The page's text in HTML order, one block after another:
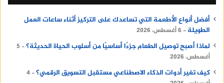
أثناء وضعه في الجيب أو على المكتب.
مزامنة البيانات السحابية المستمرة وعمليات الرفع
التلقائي
عندما تقوم بالتقاط صور بجودة عالية أو تسجيل
أفضل أنواع الأطعمة التي تساعدك على التركيز أثناء ساعات العمل
الطويلة
6 أغسطس، 2026
لماذا أصبح توصيل الطعام جزءًا أساسيًا من أسلوب الحياة الحديثة؟
5
أغسطس، 2026
كيف تغير أدوات الذكاء الاصطناعي مستقبل التسويق الرقمي؟ 4